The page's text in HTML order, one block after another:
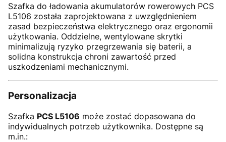
Szafka do ładowania akumulatorów rowerowych PCS
L5106 została zaprojektowana z uwzględnieniem
zasad bezpieczeństwa elektrycznego oraz ergonomii
użytkowania. Oddzielne, wentylowane skrytki
minimalizują ryzyko przegrzewania się baterii, a
solidna konstrukcja chroni zawartość przed
uszkodzeniami mechanicznymi.
Personalizacja
Szafka PCS L5106 może zostać dopasowana do
indywidualnych potrzeb użytkownika. Dostępne są
m.in.: